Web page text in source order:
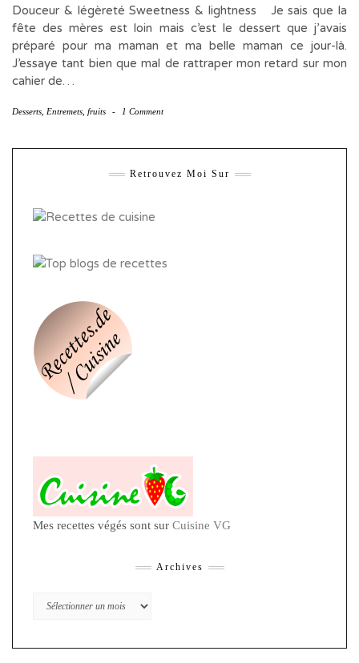
Douceur & légèreté Sweetness & lightness Je sais que la
fête des mères est loin mais c’est le dessert que j’avais
préparé pour ma maman et ma belle maman ce jour-là.
J’essaye tant bien que mal de rattraper mon retard sur mon
cahier de…
Desserts Entremets fruits - 1 Comment
Retrouvez Moi Sur
Mes recettes végés sont sur Cuisine VG
Archives
Archives